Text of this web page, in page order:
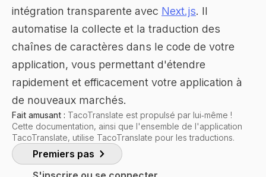
intégration transparente avec Next.js. Il
automatise la collecte et la traduction des
chaînes de caractères dans le code de votre
application, vous permettant d'étendre
rapidement et efficacement votre application à
de nouveaux marchés.
Fait amusant : TacoTranslate est propulsé par lui‑même !
Cette documentation, ainsi que l'ensemble de l'application
TacoTranslate, utilise TacoTranslate pour les traductions.
Premiers pas